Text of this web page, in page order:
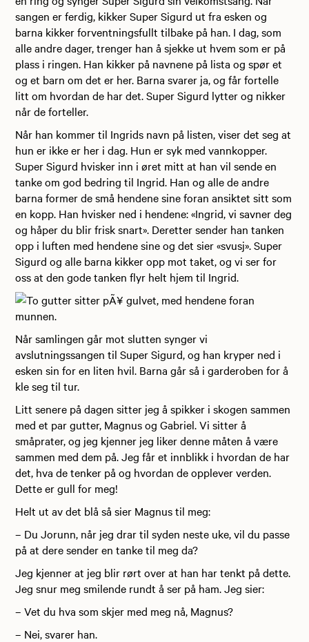
sangen er ferdig, kikker Super Sigurd ut fra esken og
barna kikker forventningsfullt tilbake på han. I dag, som
alle andre dager, trenger han å sjekke ut hvem som er på
plass i ringen. Han kikker på navnene på lista og spør et
og et barn om det er her. Barna svarer ja, og får fortelle
litt om hvordan de har det. Super Sigurd lytter og nikker
når de forteller.
Når han kommer til Ingrids navn på listen, viser det seg at
hun er ikke er her i dag. Hun er syk med vannkopper.
Super Sigurd hvisker inn i øret mitt at han vil sende en
tanke om god bedring til Ingrid. Han og alle de andre
barna former de små hendene sine foran ansiktet sitt som
en kopp. Han hvisker ned i hendene: «Ingrid, vi savner deg
og håper du blir frisk snart». Deretter sender han tanken
opp i luften med hendene sine og det sier «svusj». Super
Sigurd og alle barna kikker opp mot taket, og vi ser for
oss at den gode tanken flyr helt hjem til Ingrid.
Når samlingen går mot slutten synger vi
avslutningssangen til Super Sigurd, og han kryper ned i
esken sin for en liten hvil. Barna går så i garderoben for å
kle seg til tur.
Litt senere på dagen sitter jeg å spikker i skogen sammen
med et par gutter, Magnus og Gabriel. Vi sitter å
småprater, og jeg kjenner jeg liker denne måten å være
sammen med dem på. Jeg får et innblikk i hvordan de har
det, hva de tenker på og hvordan de opplever verden.
Dette er gull for meg!
Helt ut av det blå så sier Magnus til meg:
– Du Jorunn, når jeg drar til syden neste uke, vil du passe
på at dere sender en tanke til meg da?
Jeg kjenner at jeg blir rørt over at han har tenkt på dette.
Jeg snur meg smilende rundt å ser på ham. Jeg sier:
– Vet du hva som skjer med meg nå, Magnus?
– Nei, svarer han.